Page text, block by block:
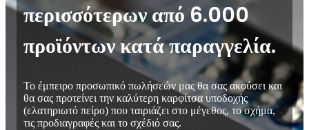
περισσότερων από 6.000
προϊόντων κατά παραγγελία.
Το έμπειρο προσωπικό πωλήσεών μας θα σας ακούσει και
θα σας προτείνει την καλύτερη καρφίτσα υποδοχής
(ελατηριωτό πείρο) που ταιριάζει στο μέγεθος, το σχήμα,
τις προδιαγραφές και το σχέδιό σας.